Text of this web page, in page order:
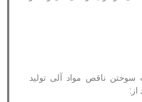
ناقص مواد آلی تولید
از: